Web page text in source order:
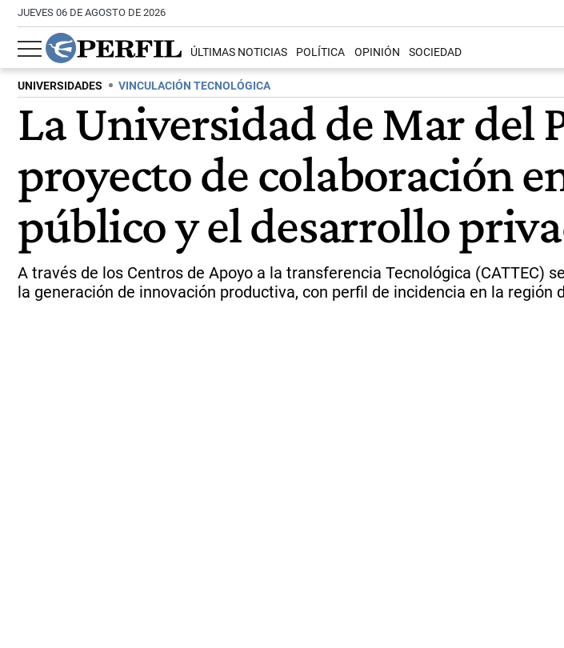
JUEVES 06 DE AGOSTO DE 2026
ÚLTIMAS NOTICIAS POLÍTICA OPINIÓN SOCIEDAD
UNIVERSIDADES VINCULACIÓN TECNOLÓGICA
La Universidad de Mar del
proyecto de colaboración
público y el desarrollo
A través de los Centros de Apoyo a la transferencia Tecnológica (CATTEC)
la generación de innovación productiva, con perfil de incidencia en la región